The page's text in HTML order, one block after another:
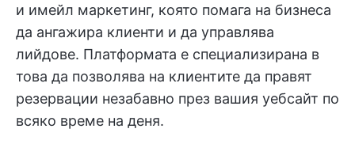
и имейл маркетинг, която помага на бизнеса
да ангажира клиенти и да управлява
лийдове. Платформата е специализирана в
това да позволява на клиентите да правят
резервации незабавно през вашия уебсайт по
всяко време на деня.